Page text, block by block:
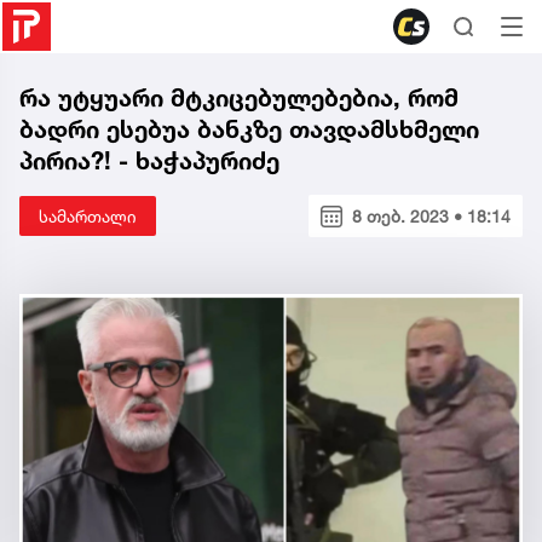
რა უტყუარი მტკიცებულებებია, რომ
ბადრი ესებუა ბანკზე თავდამსხმელი
პირია?! - ხაჭაპურიძე
სამართალი 8 თებ. 2023 • 18:14